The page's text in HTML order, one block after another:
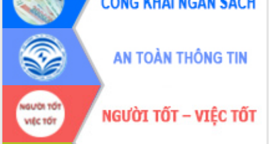
món ăn từ sầu riêng
Đắk Lắk công bố Quy hoạch và xúc
tiến đầu tư tỉnh
Ngành cá ngừ Đắk Lắk chủ động thích
ứng để giữ vững thị trường xuất khẩu
Diễn đàn Kinh tế tư nhân Việt Nam đột
phá cơ chế - Hợp tác công tư
Đề án 06 tạo bước ngoặt đột phá trong
cải cách hành chính tỉnh Đắk Lắk
Kết nối tour, đẩy mạnh chuyển đổi số
để phát triển du lịch Đắk Lắk